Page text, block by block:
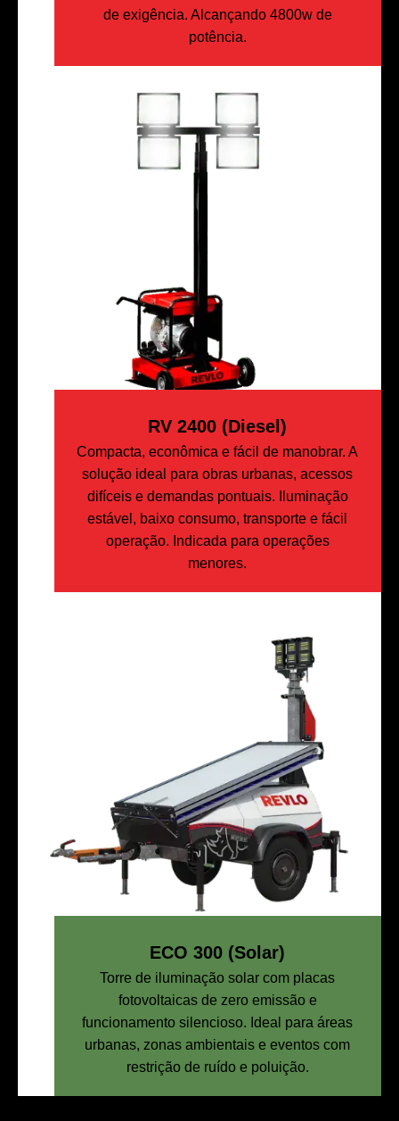
de exigência. Alcançando 4800w de
potência.
RV 2400 (Diesel)
Compacta, econômica e fácil de manobrar. A
solução ideal para obras urbanas, acessos
difíceis e demandas pontuais. Iluminação
estável, baixo consumo, transporte e fácil
operação. Indicada para operações
menores.
ECO 300 (Solar)
Torre de iluminação solar com placas
fotovoltaicas de zero emissão e
funcionamento silencioso. Ideal para áreas
urbanas, zonas ambientais e eventos com
restrição de ruído e poluição.